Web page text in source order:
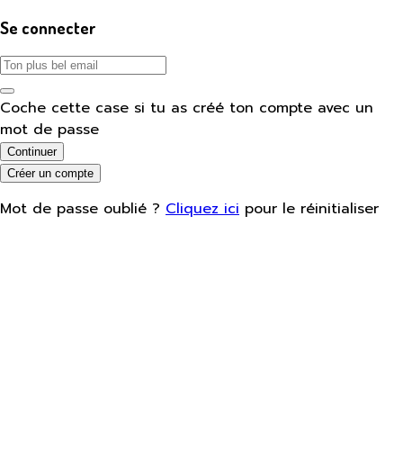
Se connecter
Coche cette case si tu as créé ton compte avec un
mot de passe
Continuer
Créer un compte
Mot de passe oublié ? Cliquez ici pour le réinitialiser